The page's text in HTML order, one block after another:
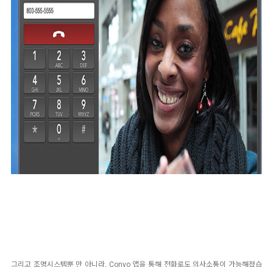
그리고 조명시스템뿐 만 아니라, Convo 앱을 통해 전화로도 의사소통이 가능해졌습